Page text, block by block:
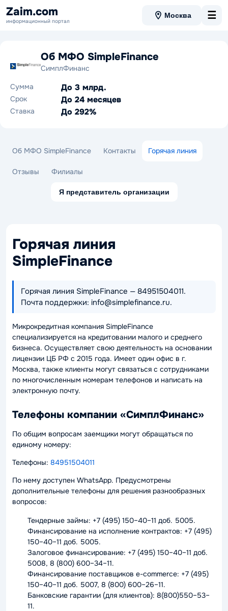
Zaim.com
информационный портал
Москва ☰
Об МФО SimpleFinance
СимплФинанс
Сумма
До 3 млрд.
Срок До 24 месяцев
Ставка До 292%
Об МФО SimpleFinance Контакты Горячая линия
Отзывы Филиалы
Я представитель организации
Горячая линия
SimpleFinance
Горячая линия SimpleFinance — 84951504011.
Почта поддержки: info@simplefinance.ru.
Микрокредитная компания SimpleFinance
специализируется на кредитовании малого и среднего
бизнеса. Осуществляет свою деятельность на основании
лицензии ЦБ РФ с 2015 года. Имеет один офис в г.
Москва, также клиенты могут связаться с сотрудниками
по многочисленным номерам телефонов и написать на
электронную почту.
Телефоны компании «СимплФинанс»
По общим вопросам заемщики могут обращаться по
единому номеру:
Телефоны: 84951504011
По нему доступен WhatsApp. Предусмотрены
дополнительные телефоны для решения разнообразных
вопросов:
Тендерные займы: +7 (495) 150–40–11 доб. 5005.
Финансирование на исполнение контрактов: +7 (495)
150–40–11 доб. 5005.
Залоговое финансирование: +7 (495) 150–40–11 доб.
5008, 8 (800) 600–34–11.
Финансирование поставщиков e-commerce: +7 (495)
150–40–11 доб. 5007, 8 (800) 600–26–11.
Банковские гарантии (для клиентов): 8(800)550–53–
11.